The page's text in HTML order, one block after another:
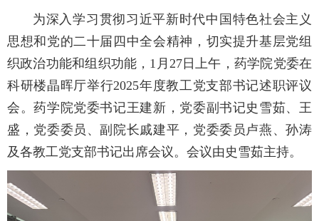
为深入学习贯彻习近平新时代中国特色社会主义
思想和党的二十届四中全会精神，切实提升基层党组
织政治功能和组织功能，1月27日上午，药学院党委在
科研楼晶晖厅举行2025年度教工党支部书记述职评议
会。药学院党委书记王建新，党委副书记史雪茹、王
盛，党委委员、副院长戚建平，党委委员卢燕、孙涛
及各教工党支部书记出席会议。会议由史雪茹主持。